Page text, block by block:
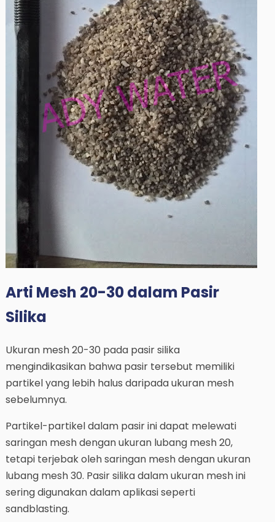
Arti Mesh 20-30 dalam Pasir
Silika
Ukuran mesh 20-30 pada pasir silika
mengindikasikan bahwa pasir tersebut memiliki
partikel yang lebih halus daripada ukuran mesh
sebelumnya.
Partikel-partikel dalam pasir ini dapat melewati
saringan mesh dengan ukuran lubang mesh 20,
tetapi terjebak oleh saringan mesh dengan ukuran
lubang mesh 30. Pasir silika dalam ukuran mesh ini
sering digunakan dalam aplikasi seperti
sandblasting.